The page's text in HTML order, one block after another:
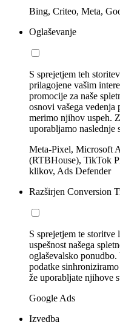
Bing, Criteo, Meta,
Oglaševanje
S sprejetjem teh
prilagojene vašim
promocije za naše
osnovi vašega
merimo njihov uspeh.
uporabljamo naslednje
Meta-Pixel, Microsoft
(RTBHouse), TikTok
klikov, Ads Defender
Razširjen Conversion
S sprejetjem te
uspešnost našega
oglaševalsko ponudbo.
podatke
že uporabljate njihove
Google Ads
Izvedba